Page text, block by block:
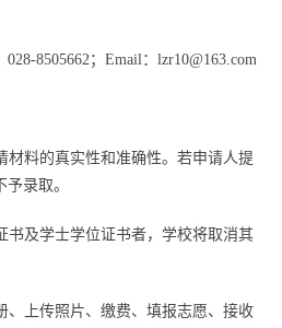
8505662；Email： lzr10@163.com
材料的真实性和准确性。若申请人提
录取。
书及学士学位证书者，学校将取消其
、上传照片、缴费、填报志愿、接收